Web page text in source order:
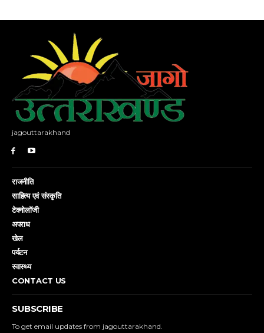
jagouttarakhand
राजनीति
साहित्य एवं संस्कृति
टेक्नोलॉजी
अपराध
खेल
पर्यटन
स्वास्थ्य
CONTACT US
SUBSCRIBE
To get email updates from jagouttarakhand.